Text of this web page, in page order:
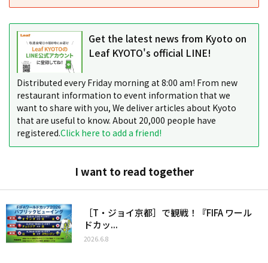
Get the latest news from Kyoto on
Leaf KYOTO's official LINE!
Distributed every Friday morning at 8:00 am! From new
restaurant information to event information that we
want to share with you, We deliver articles about Kyoto
that are useful to know. About 20,000 people have
registered.Click here to add a friend!
I want to read together
［T・ジョイ京都］で観戦！『FIFA ワール
ドカッ...
2026.6.8